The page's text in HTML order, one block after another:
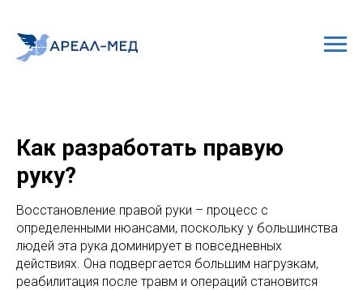
Как разработать правую
руку?
Восстановление правой руки – процесс с
определенными нюансами, поскольку у большинства
людей эта рука доминирует в повседневных
действиях. Она подвергается большим нагрузкам,
реабилитация после травм и операций становится